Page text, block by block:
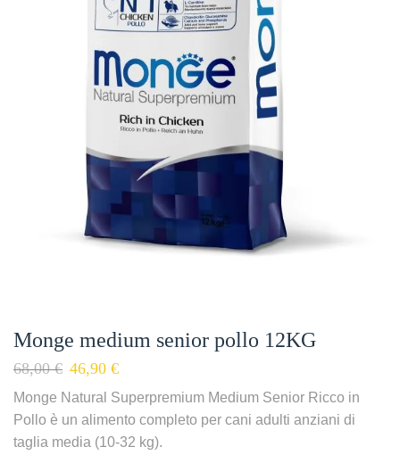
Monge medium senior pollo 12KG
68,00€ 46,90 €
Monge Natural Superpremium Medium Senior Ricco in
Pollo è un alimento completo per cani adulti anziani di
taglia media (10-32 kg).